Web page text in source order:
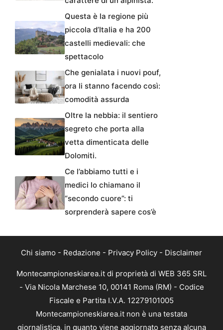
Questa è la regione più
piccola d’Italia e ha 200
castelli medievali: che
spettacolo
Che genialata i nuovi pouf,
ora li stanno facendo così:
comodità assurda
Oltre la nebbia: il sentiero
segreto che porta alla
vetta dimenticata delle
Dolomiti.
Ce l’abbiamo tutti e i
medici lo chiamano il
“secondo cuore”: ti
sorprenderà sapere cos’è
Chi siamo - Redazione - Privacy Policy - Disclaimer
Montecampioneskiarea.it di proprietà di WEB 365 SRL
- Via Nicola Marchese 10, 00141 Roma (RM) - Codice
Fiscale e Partita I.V.A. 12279101005
Montecampioneskiarea.it non è una testata
giornalistica, in quanto viene aggiornato senza alcuna